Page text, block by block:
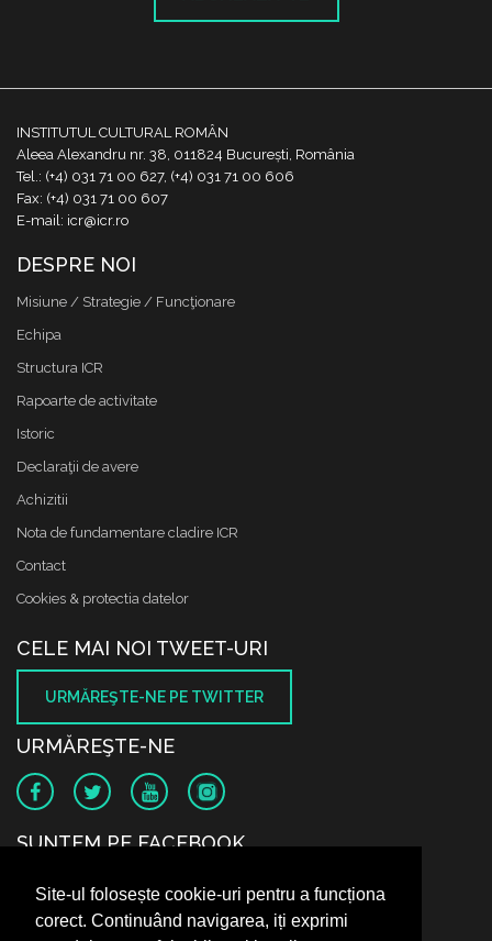
Site-ul folosește cookie-uri pentru a funcționa
corect. Continuând navigarea, iți exprimi
INSTITUTUL CULTURAL ROMÂN
Aleea Alexandru nr. 38, 011824 București, România
Tel.: (+4) 031 71 00 627, (+4) 031 71 00 606
Fax: (+4) 031 71 00 607
E-mail: icr@icr.ro
DESPRE NOI
Misiune / Strategie / Funcţionare
Echipa
Structura ICR
Rapoarte de activitate
Istoric
Declaraţii de avere
Achizitii
Nota de fundamentare cladire ICR
Contact
Cookies & protectia datelor
CELE MAI NOI TWEET-URI
URMĂREŞTE-NE PE TWITTER
URMĂREŞTE-NE
SUNTEM PE FACEBOOK